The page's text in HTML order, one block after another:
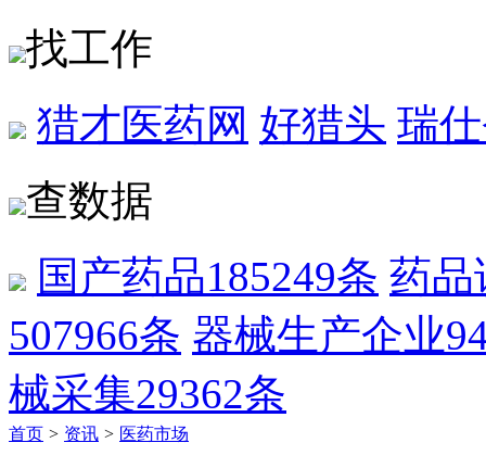
找工作
猎才医药网 好猎头 瑞
查数据
国产药品185249条 药品
507966条 器械生产企业
械采集29362条
首页 > 资讯 > 医药市场